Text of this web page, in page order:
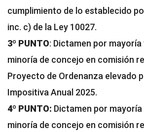
cumplimiento de lo establecido
inc. c) de la Ley 10027.
3º PUNTO: Dictamen por
minoría de concejo en comisión
Proyecto de Ordenanza elevado
Impositiva Anual 2025.
4º PUNTO: Dictamen por
minoría de concejo en comisión